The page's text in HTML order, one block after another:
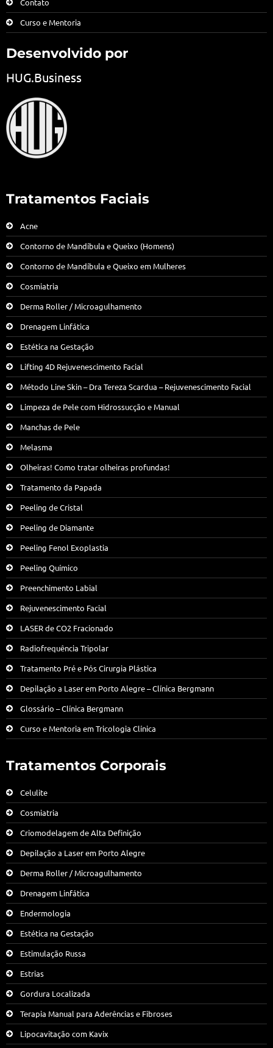
Contato
Curso e Mentoria
Desenvolvido por
HUG.Business
Tratamentos Faciais
Acne
Contorno de Mandíbula e Queixo (Homens)
Contorno de Mandíbula e Queixo em Mulheres
Cosmiatria
Derma Roller / Microagulhamento
Drenagem Linfática
Estética na Gestação
Lifting 4D Rejuvenescimento Facial
Método Line Skin – Dra Tereza Scardua – Rejuvenescimento Facial
Limpeza de Pele com Hidrossucção e Manual
Manchas de Pele
Melasma
Olheiras! Como tratar olheiras profundas!
Tratamento da Papada
Peeling de Cristal
Peeling de Diamante
Peeling Fenol Exoplastia
Peeling Químico
Preenchimento Labial
Rejuvenescimento Facial
LASER de CO2 Fracionado
Radiofrequência Tripolar
Tratamento Pré e Pós Cirurgia Plástica
Depilação a Laser em Porto Alegre – Clínica Bergmann
Glossário – Clínica Bergmann
Curso e Mentoria em Tricologia Clínica
Tratamentos Corporais
Celulite
Cosmiatria
Criomodelagem de Alta Definição
Depilação a Laser em Porto Alegre
Derma Roller / Microagulhamento
Drenagem Linfática
Endermologia
Estética na Gestação
Estimulação Russa
Estrias
Gordura Localizada
Terapia Manual para Aderências e Fibroses
Lipocavitação com Kavix